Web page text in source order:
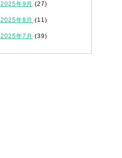
2025年9月 (27)
2025年8月 (11)
2025年7月 (39)